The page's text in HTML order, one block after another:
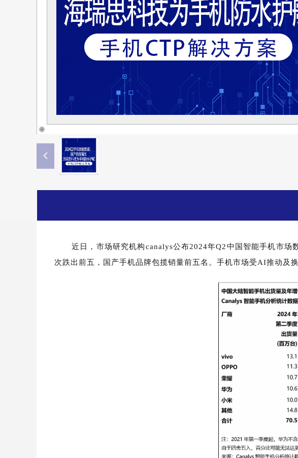
近日，市场研究机构canalys公布2024年Q2中国智能手机市场
次跌出前五，国产手机品牌包揽销量前五名。 手机市场受AI推动及